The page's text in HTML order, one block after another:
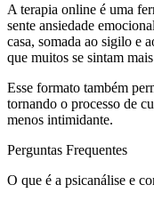
A terapia online é uma
sente ansiedade
casa, somada ao sigilo e
que muitos se sintam
Esse formato também
tornando o processo de
menos intimidante.
Perguntas Frequentes
O que é a psicanálise e